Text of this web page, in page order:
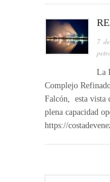
7
La
Complejo
Falcón, esta vista
plena capacidad
https://